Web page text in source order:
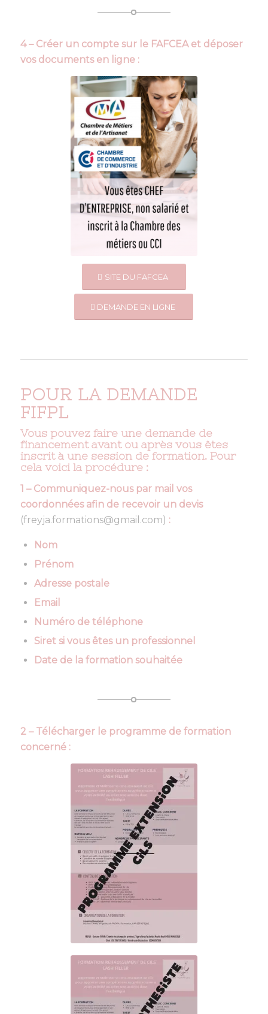
4 – Créer un compte sur le FAFCEA et déposer
vos documents en ligne :
SITE DU FAFCEA
DEMANDE EN LIGNE
POUR LA DEMANDE
FIFPL
Vous pouvez faire une demande de
financement avant ou après vous êtes
inscrit à une session de formation. Pour
cela voici la procédure :
1 – Communiquez-nous par mail vos
coordonnées afin de recevoir un devis
(freyja.formations@gmail.com) :
Nom
Prénom
Adresse postale
Email
Numéro de téléphone
Siret si vous êtes un professionnel
Date de la formation souhaitée
2 – Télécharger le programme de formation
concerné :